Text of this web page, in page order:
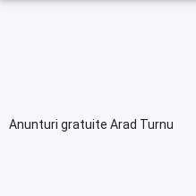
Anunturi gratuite Arad Turnu